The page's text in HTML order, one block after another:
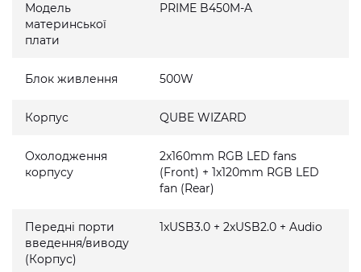
Модель
материнської
плати
PRIME B450M-A
Блок живлення 500W
Корпус QUBE WIZARD
Охолодження
корпусу
2x160mm RGB LED fans
(Front) + 1x120mm RGB LED
fan (Rear)
Передні порти
введення/виводу
(Корпус)
1xUSB3.0 + 2xUSB2.0 + Audio